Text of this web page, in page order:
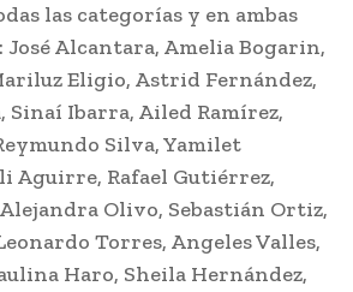
las categorías y en ambas
José Alcantara, Amelia Bogarin,
Eligio, Astrid Fernández,
Sinaí Ibarra, Ailed Ramírez,
Silva, Yamilet
Aguirre, Rafael Gutiérrez,
Olivo, Sebastián Ortiz,
Torres, Angeles Valles,
Haro, Sheila Hernández,